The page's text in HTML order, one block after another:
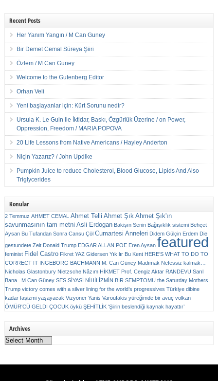
Recent Posts
Her Yanım Yangın / M Can Guney
Bir Demet Cemal Süreya Şiiri
Özlem / M Can Guney
Welcome to the Gutenberg Editor
Orhan Veli
Yeni başlayanlar için: Kürt Sorunu nedir?
Ursula K. Le Guin ile İktidar, Baskı, Özgürlük Üzerine / on Power,
Oppression, Freedom / MARIA POPOVA
20 Life Lessons from Native Americans / Hayley Anderton
Niçin Yazarız? / John Updike
Pumpkin Juice to reduce Cholesterol, Blood Glucose, Lipids And Also
Triglycerides
Konular
2 Temmuz AHMET CEMAL Ahmet Telli Ahmet Şık Ahmet Şık'ın
savunmasının tam metni Asli Erdogan Bakişın Senin Bağışıklık sistemi Behçet
Aysan Bu Tufandan Sonra Cansu Çöl Cumartesi Anneleri Didem Gülçin Erdem Die
gestundete Zeit Donald Trump EDGAR ALLAN POE Eren Aysan featured
feminist Fidel Castro Fikret YAZ Gidersen Yıkılır Bu Kent HERE’S WHAT TO DO TO
CORRECT IT INGEBORG BACHMANN M. Can Güney Madımak Nefessiz kalmak…
Nicholas Glastonbury Nietzsche Nâzım HİKMET Prof. Cengiz Aktar RANDEVU Sarıl
Bana . M Can Güney SES SİYASİ NİHİLİZMİN BİR SEMPTOMU the Saturday Mothers
Trump victory comes with a silver lining for the world’s progressives Türkiye dibine
kadar faşizmi yaşayacak Vizyoner Yanis Varoufakis yüreğimde bir avuç volkan
ÖMÜR'CÜ GELDİ ÇOCUK öykü ŞEHİTLİK ‘Şiirin beslendiği kaynak hayattır’
Archives
Archives